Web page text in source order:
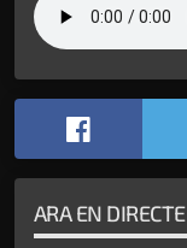
ARA EN DIRECTE